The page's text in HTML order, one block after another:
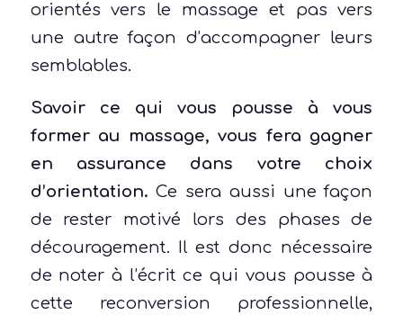
orientés vers le massage et pas vers
une autre façon d’accompagner leurs
semblables.
Savoir ce qui vous pousse à vous
former au massage, vous fera gagner
en assurance dans votre choix
d’orientation. Ce sera aussi une façon
de rester motivé lors des phases de
découragement. Il est donc nécessaire
de noter à l’écrit ce qui vous pousse à
cette reconversion professionnelle,